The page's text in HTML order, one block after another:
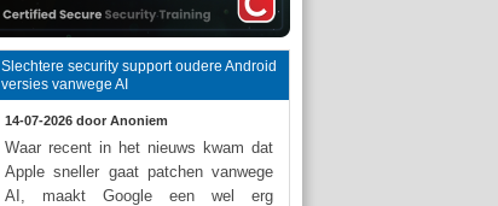
Slechtere security support oudere Android
versies vanwege AI
14-07-2026 door Anoniem
Waar recent in het nieuws kwam dat
Apple sneller gaat patchen vanwege
AI, maakt Google een wel erg